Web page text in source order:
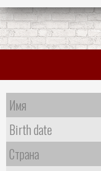
Имя
Birth date
Страна